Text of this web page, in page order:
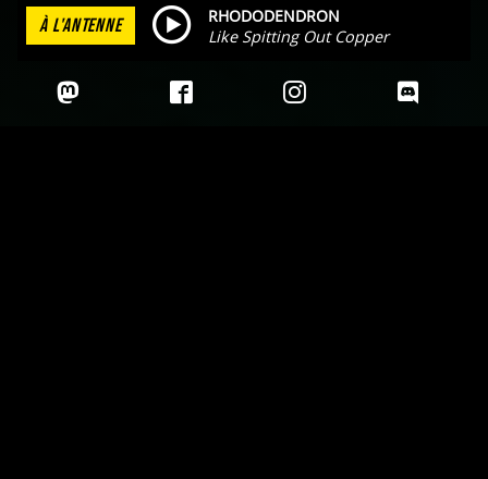
À L'ANTENNE
RHODODENDRON
Like Spitting Out Copper